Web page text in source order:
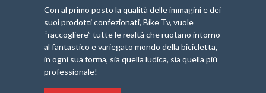
Con al primo posto la qualità delle immagini e dei
suoi prodotti confezionati, Bike Tv, vuole
“raccogliere” tutte le realtà che ruotano intorno
al fantastico e variegato mondo della bicicletta,
in ogni sua forma, sia quella ludica, sia quella più
professionale!